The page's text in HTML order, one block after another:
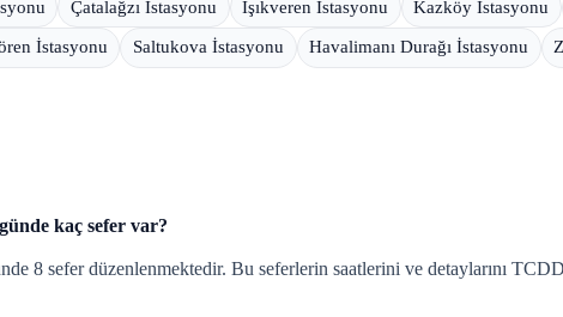
Çatalağzı İstasyonu Işıkveren İstasyonu Kazköy İstasyonu
İstasyonu Saltukova İstasyonu Havalimanı Durağı İstasyonu
kaç sefer var?
8 sefer düzenlenmektedir. Bu seferlerin saatlerini ve detaylarını